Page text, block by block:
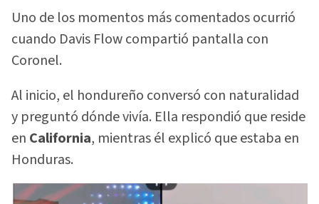
Uno de los momentos más comentados ocurrió
cuando Davis Flow compartió pantalla con
Coronel.
Al inicio, el hondureño conversó con naturalidad
y preguntó dónde vivía. Ella respondió que reside
en California, mientras él explicó que estaba en
Honduras.